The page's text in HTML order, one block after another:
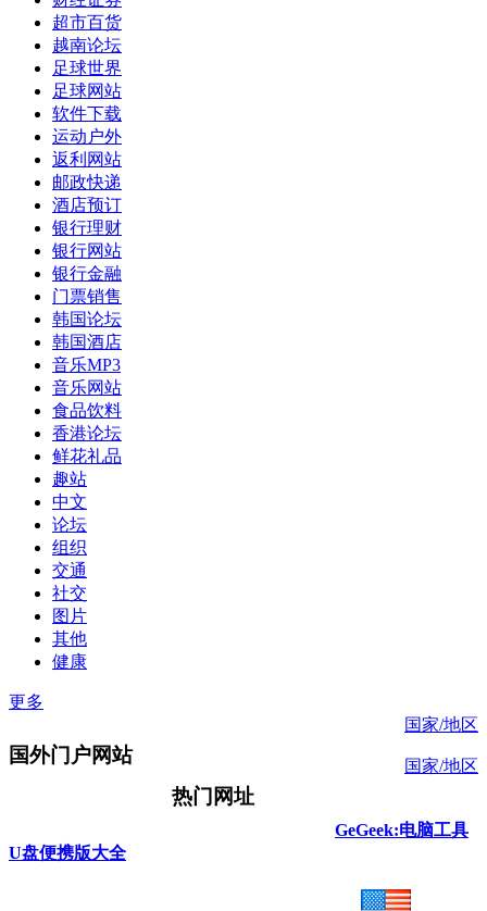
超市百货
越南论坛
足球世界
足球网站
软件下载
运动户外
返利网站
邮政快递
酒店预订
银行理财
银行网站
银行金融
门票销售
韩国论坛
韩国酒店
音乐MP3
音乐网站
食品饮料
香港论坛
鲜花礼品
趣站
中文
论坛
组织
交通
社交
图片
其他
健康
更多
国外门户网站
国家/地区
热门网址
国家/地区
GeGeek:电脑工具
U盘便携版大全